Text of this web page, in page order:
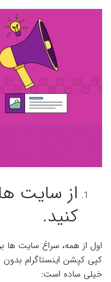
از سایت
کنید.
اول از همه، سراغ سایت‌ ها
کپی کپشن اینستاگرام
خیلی ساده است: